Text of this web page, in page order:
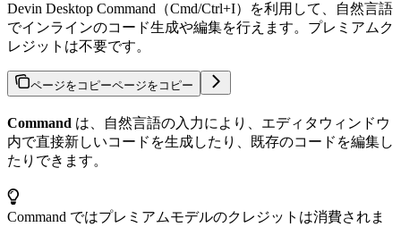
Devin Desktop Command（Cmd/Ctrl+I）を利用して、自然言語
でインラインのコード生成や編集を行えます。プレミアムク
レジットは不要です。
ページをコピーページをコピー
Command は、自然言語の入力により、エディタウィンドウ
内で直接新しいコードを生成したり、既存のコードを編集し
たりできます。
Command ではプレミアムモデルのクレジットは消費されま